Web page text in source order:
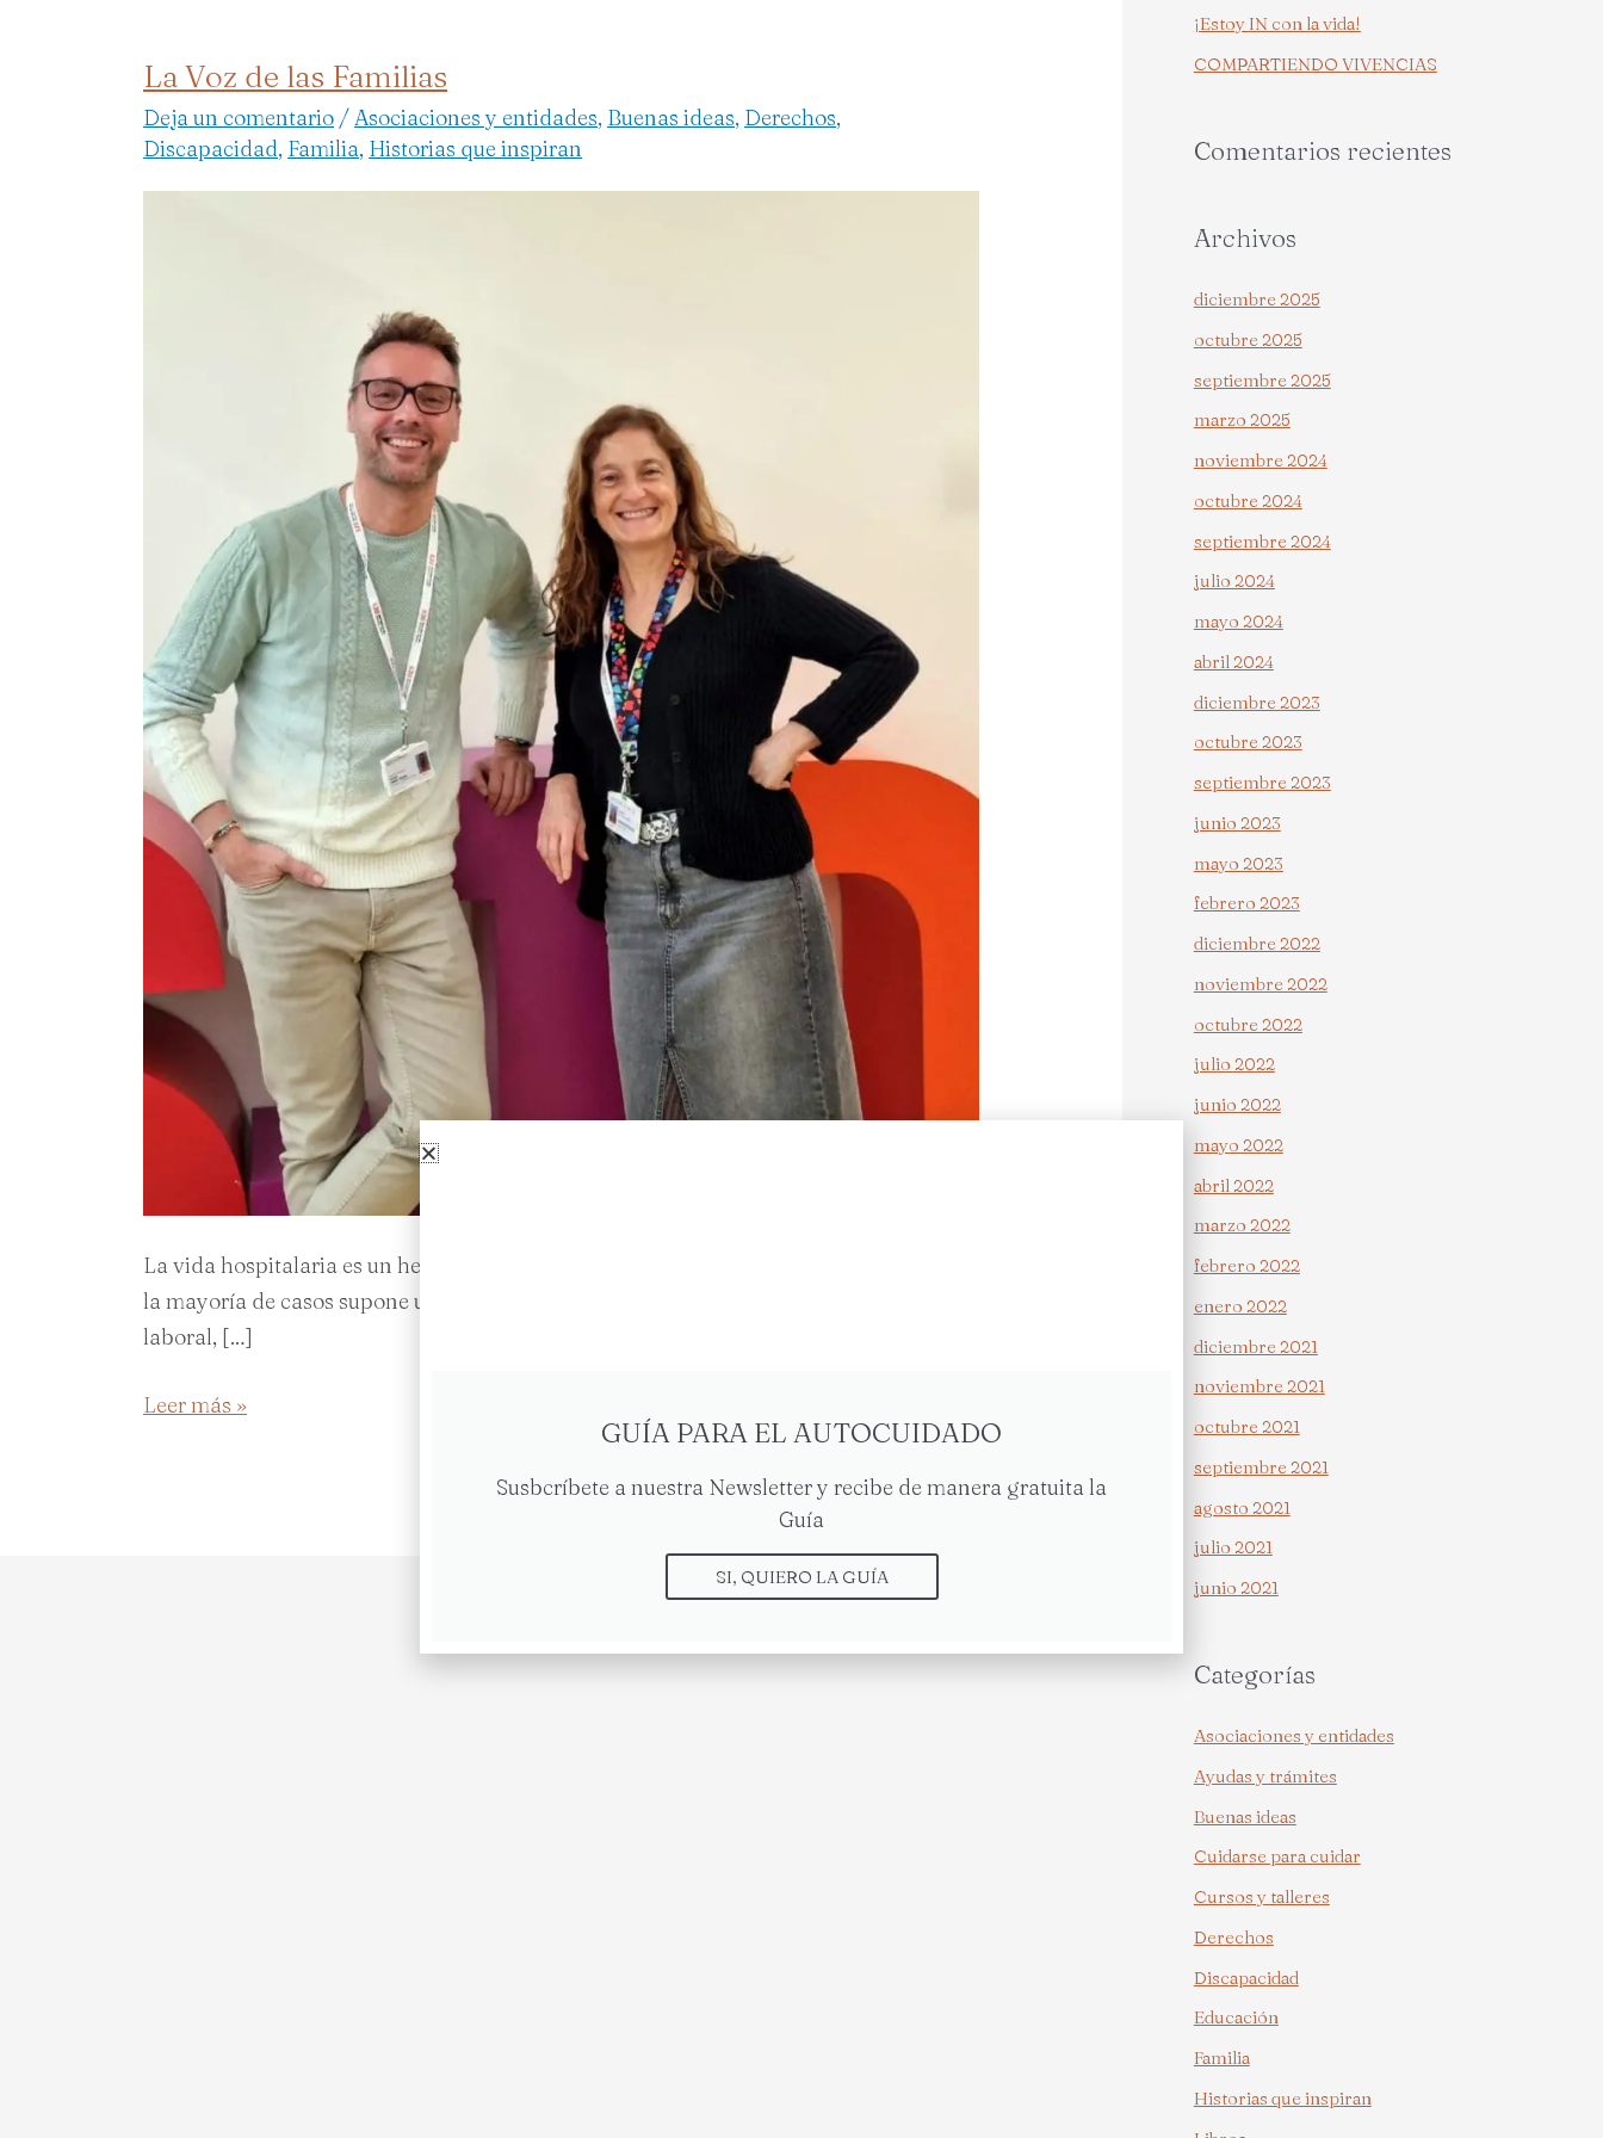
La Voz de las Familias
Deja un comentario /Asociaciones y entidades, Buenas ideas, Derechos,
Discapacidad, Familia, Historias que inspiran
La vida hospitalaria es un hecho común en las familias de hijos con discapacidad. En
la mayoría de casos supone una fractura abrupta con la vida cotidiana, la actividad
laboral, […]
La
Voz
de
Leer más »
r
:
¡Estoy IN con la vida!
COMPARTIENDO VIVENCIAS
Comentarios recientes
Archivos
diciembre 2025
octubre 2025
septiembre 2025
marzo 2025
noviembre 2024
octubre 2024
septiembre 2024
julio 2024
mayo 2024
abril 2024
diciembre 2023
octubre 2023
septiembre 2023
junio 2023
mayo 2023
febrero 2023
diciembre 2022
noviembre 2022
octubre 2022
julio 2022
junio 2022
mayo 2022
abril 2022
marzo 2022
febrero 2022
enero 2022
diciembre 2021
noviembre 2021
octubre 2021
septiembre 2021
agosto 2021
julio 2021
junio 2021
Categorías
Asociaciones y entidades
Ayudas y trámites
Buenas ideas
Cuidarse para cuidar
Cursos y talleres
Derechos
Discapacidad
Educación
Familia
Historias que inspiran
GUÍA PARA EL AUTOCUIDADO
Susbcríbete a nuestra Newsletter y recibe de manera gratuita la
Guía
SI, QUIERO LA GUÍA